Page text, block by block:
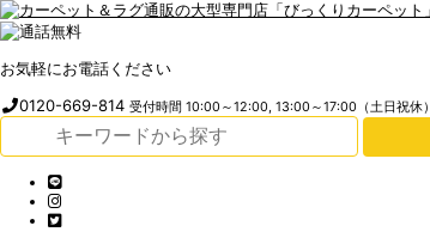
お気軽にお電話ください
0120-669-814受付時間 10:00～12:00, 13:00～17:00（土日祝休）